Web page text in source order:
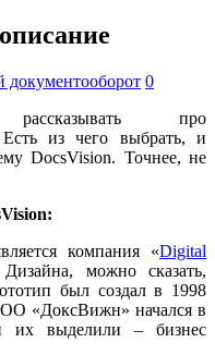
документооборот 0
про
из чего выбрать, и
DocsVision. Точнее, не
:
компания «Digital
можно сказать,
был создал в 1998
«ДоксВижн» начался в
их выделили – бизнес